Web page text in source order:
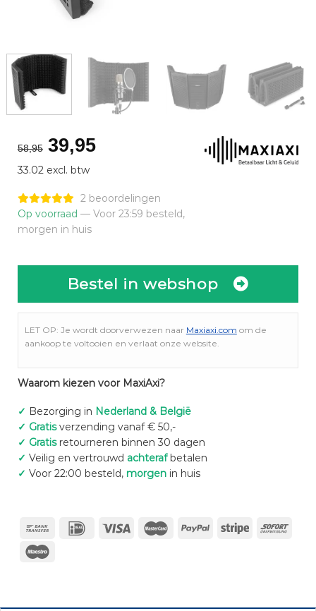
58,95 Oorspronkelijke
prijs
was:
€58,95.
39,95Huidige
€39,95.
33.02 excl. btw
2 beoordelingen
Op voorraad — Voor 23:59 besteld,
morgen in huis
Bestel in webshop
LET OP: Je wordt doorverwezen naar Maxiaxi.com om de
aankoop te voltooien en verlaat onze website.
Waarom kiezen voor MaxiAxi?
✓ Bezorging in Nederland & België
✓ Gratisverzending vanaf € 50,-
✓ Gratisretourneren binnen 30 dagen
✓ Veilig en vertrouwd achterafbetalen
✓ Voor 22:00 besteld, morgenin huis